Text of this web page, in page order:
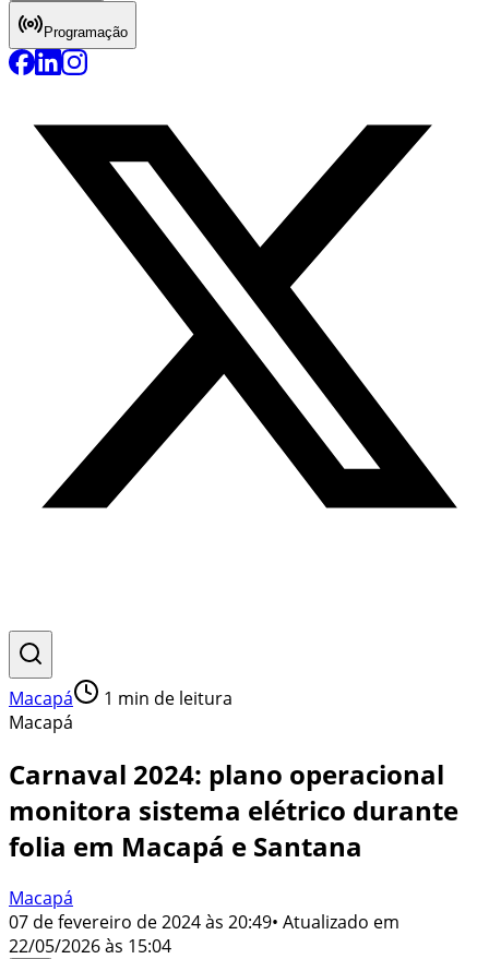
Programação
Macapá 1 min de leitura
Macapá
Carnaval 2024: plano operacional
monitora sistema elétrico durante
folia em Macapá e Santana
Macapá
07 de fevereiro de 2024 às 20:49• Atualizado em
22/05/2026 às 15:04